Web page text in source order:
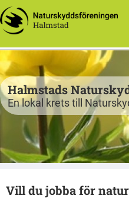
Halmstads
En lokal krets till
Vill du jobba för